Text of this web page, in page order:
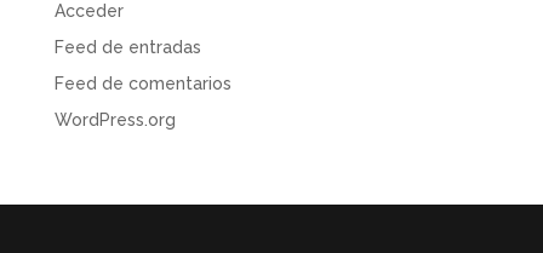
Acceder
Feed de entradas
Feed de comentarios
WordPress.org